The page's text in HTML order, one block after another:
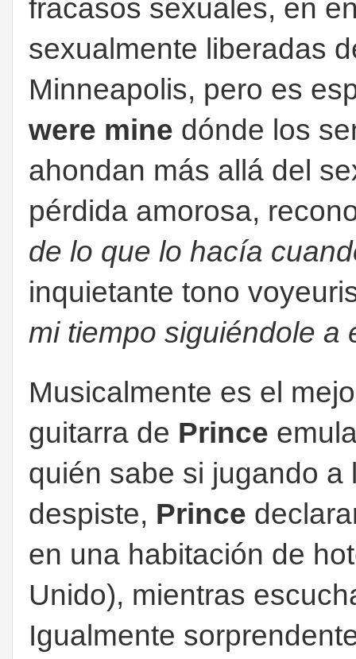
fracasos sexuales, en
sexualmente liberadas
Minneapolis, pero es
were mine dónde los
ahondan más allá del
pérdida amorosa,
de lo que lo hacía
inquietante tono
mi tiempo siguiéndole a
Musicalmente es el
guitarra de Prince
quién sabe si jugando a
despiste, Prince
en una habitación de
Unido), mientras
Igualmente